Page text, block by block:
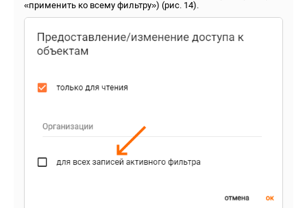
«применить ко всему фильтру») (рис. 14).